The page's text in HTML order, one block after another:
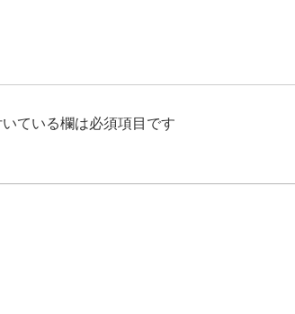
いている欄は必須項目です